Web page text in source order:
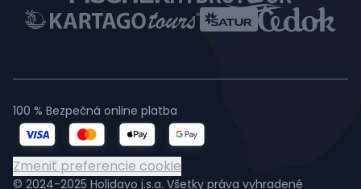
© 2024-2025 Holidayo j.s.a. Všetky práva vyhradené
100 % Bezpečná online platba
Zmeniť preferencie cookie